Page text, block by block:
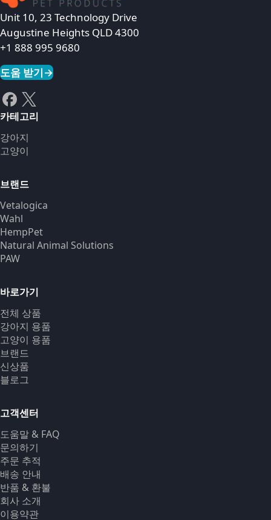
Unit 10, 23 Technology Drive
Augustine Heights QLD 4300
+1 888 995 9680
도움 받기→
카테고리
강아지
고양이
브랜드
Vetalogica
Wahl
HempPet
Natural Animal Solutions
PAW
바로가기
전체 상품
강아지 용품
고양이 용품
브랜드
신상품
블로그
고객센터
도움말 & FAQ
문의하기
주문 추적
배송 안내
반품 & 환불
회사 소개
이용약관